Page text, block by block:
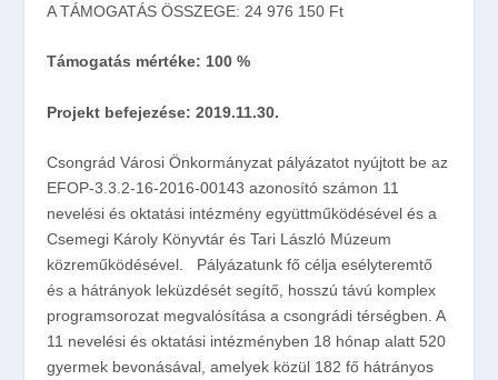
A TÁMOGATÁS ÖSSZEGE: 24 976 150 Ft
Támogatás mértéke: 100 %
Projekt befejezése: 2019.11.30.
Csongrád Városi Önkormányzat pályázatot nyújtott be az
EFOP-3.3.2-16-2016-00143 azonosító számon 11
nevelési és oktatási intézmény együttműködésével és a
Csemegi Károly Könyvtár és Tari László Múzeum
közreműködésével.
Pályázatunk fő célja esélyteremtő
és a hátrányok leküzdését segítő, hosszú távú komplex
programsorozat megvalósítása a csongrádi térségben. A
11 nevelési és oktatási intézményben 18 hónap alatt 520
gyermek bevonásával, amelyek közül 182 fő hátrányos